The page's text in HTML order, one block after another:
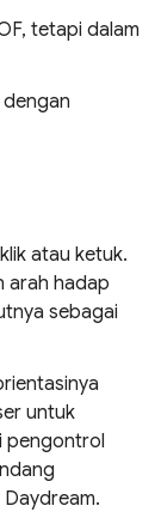
tetapi dalam
atau ketuk.
arah hadap
sebagai
untuk
pengontrol